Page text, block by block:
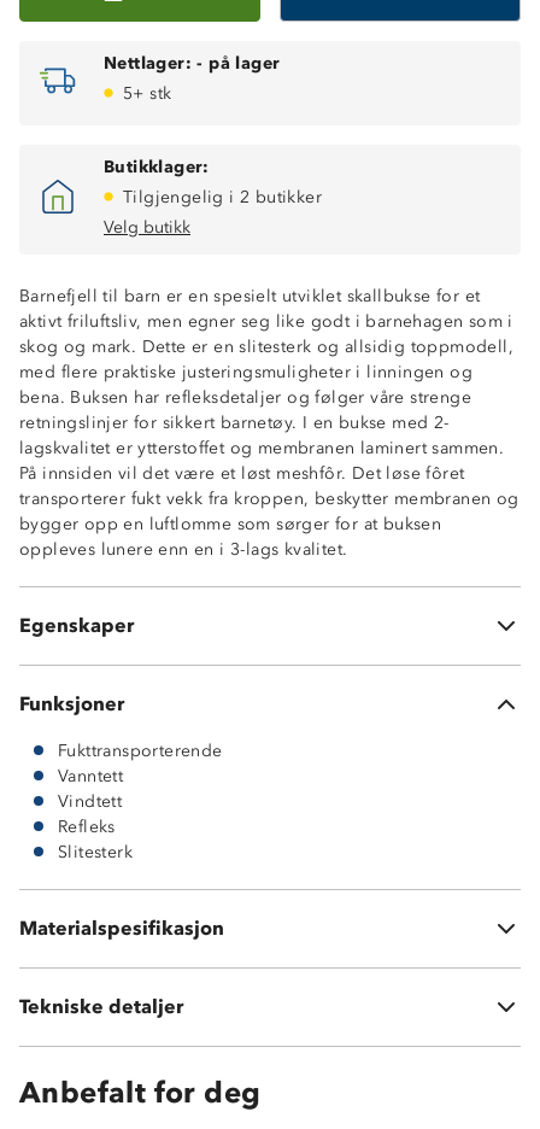
Nettlager: - på lager
5+ stk
Butikklager:
Tilgjengelig i 2 butikker
Velg butikk
Barnefjell til barn er en spesielt utviklet skallbukse for et
aktivt friluftsliv, men egner seg like godt i barnehagen som i
skog og mark. Dette er en slitesterk og allsidig toppmodell,
med flere praktiske justeringsmuligheter i linningen og
bena. Buksen har refleksdetaljer og følger våre strenge
retningslinjer for sikkert barnetøy. I en bukse med 2-
lagskvalitet er ytterstoffet og membranen laminert sammen.
På innsiden vil det være et løst meshfôr. Det løse fôret
transporterer fukt vekk fra kroppen, beskytter membranen og
bygger opp en luftlomme som sørger for at buksen
oppleves lunere enn en i 3-lags kvalitet.
Egenskaper
Toppmodell
Vanntett, 12 000 mm vannsøyle
Fukttransporterende 4 000 g/m2 / 24h
Vindtett
Meshfôr
Elastisk linning med strikkjustering
Ingen lommer
Funksjoner
Fukttransporterende
Vanntett
Vindtett
Refleks
Slitesterk
Materialspesifikasjon
Meshfôr 100 % polyester
Tekniske detaljer
Vekt:198 gram i str 98
Anbefalt for deg